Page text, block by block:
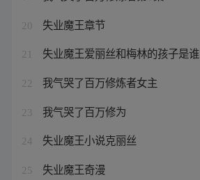
20 失业魔王章节
21 失业魔王爱丽丝和梅林的孩子是谁
22 我气哭了百万修炼者女主
23 我气哭了百万修为
24 失业魔王小说克丽丝
25 失业魔王奇漫